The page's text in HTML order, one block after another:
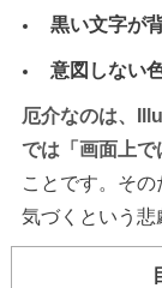
黒い文字が
意図しない
厄介なのは、
では「画面上で
ことです。そ
気づくという悲